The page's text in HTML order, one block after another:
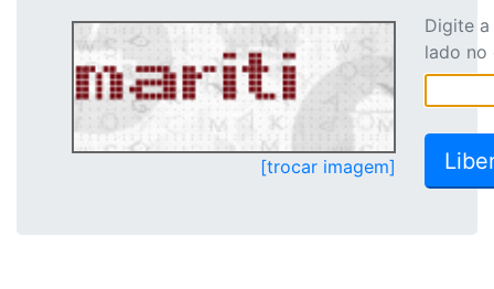
[trocar imagem]
Digite
lado no